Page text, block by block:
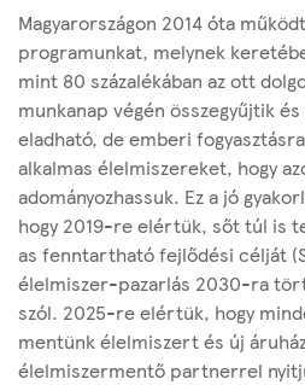
Magyarországon 2014 óta
programunkat, melynek
mint 80 százalékában az ott
munkanap végén összegyűjtik
eladható, de emberi
alkalmas élelmiszereket, hogy
adományozhassuk. Ez a jó
hogy 2019-re elértük, sőt túl is
as fenntartható fejlődési célját
élelmiszer-pazarlás 2030-ra
szól. 2025-re elértük, hogy
mentünk élelmiszert és új
élelmiszermentő partnerrel